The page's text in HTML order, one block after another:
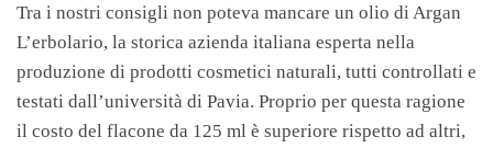
Tra i nostri consigli non poteva mancare un olio di Argan
L’erbolario, la storica azienda italiana esperta nella
produzione di prodotti cosmetici naturali, tutti controllati e
testati dall’università di Pavia. Proprio per questa ragione
il costo del flacone da 125 ml è superiore rispetto ad altri,